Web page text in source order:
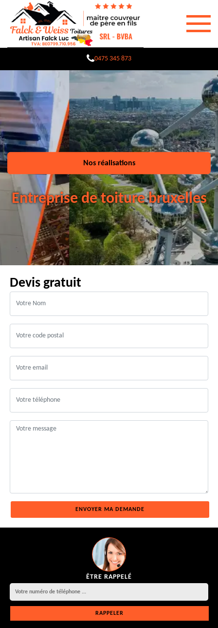
0475 345 873
Nos réalisations
Entreprise de toiture bruxelles
Devis gratuit
ÊTRE RAPPELÉ